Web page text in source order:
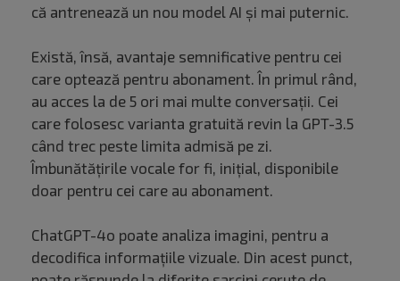
că antrenează un nou model AI și mai puternic.
Există, însă, avantaje semnificative pentru cei
care optează pentru abonament. În primul rând,
au acces la de 5 ori mai multe conversații. Cei
care folosesc varianta gratuită revin la GPT-3.5
când trec peste limita admisă pe zi.
Îmbunătățirile vocale for fi, inițial, disponibile
doar pentru cei care au abonament.
ChatGPT-4o poate analiza imagini, pentru a
decodifica informațiile vizuale. Din acest punct,